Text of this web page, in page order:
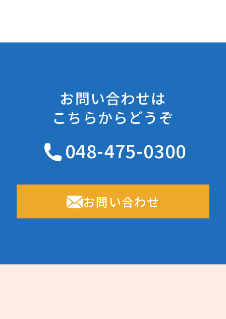
お問い合わせは
こちらからどうぞ
048-475-0300
お問い合わせ